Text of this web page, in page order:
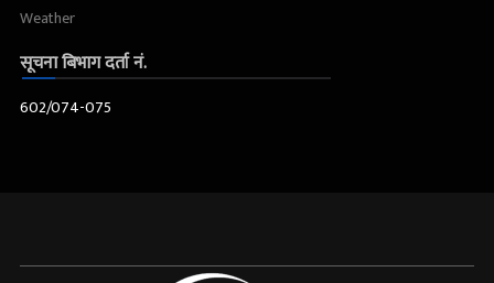
Weather
सूचना बिभाग दर्ता नं.
602/074-075